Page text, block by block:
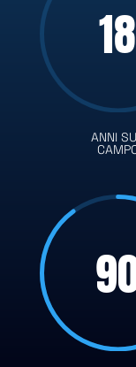
18
ANNI